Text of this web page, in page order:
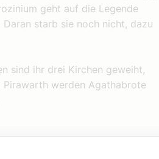
geht auf die Legende
starb sie noch nicht, dazu
sind ihr drei Kirchen geweiht,
Pirawarth werden Agathabrote